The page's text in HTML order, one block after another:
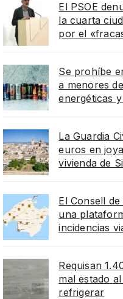
El PSOE
la cuarta
por el
Se prohíbe
a menores
energéticas
La Guardia
euros en
vivienda de
El Consell
una
incidencias
Requisan
mal estado
refrigerar